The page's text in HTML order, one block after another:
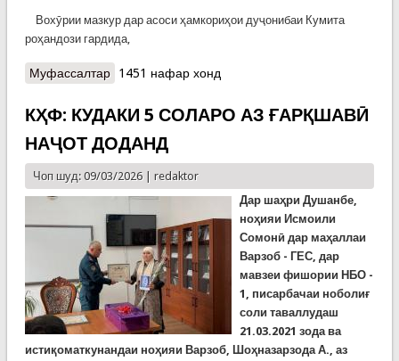
Вохӯрии мазкур дар асоси ҳамкориҳои дуҷонибаи Кумита
роҳандози гардида,
Муфассалтаро КҲФ: Даъвати донишҷӯёни муассисаҳои олии
1451 нафар хонд
КҲФ: КУДАКИ 5 СОЛАРО АЗ ҒАРҚШАВӢ
НАҶОТ ДОДАНД
Чоп шуд: 09/03/2026 | redaktor
Дар шаҳри Душанбе,
ноҳияи Исмоили
Сомонӣ дар маҳаллаи
Варзоб - ГЕС, дар
мавзеи фишории НБО -
1, писарбачаи ноболиғ
соли таваллудаш
21.03.2021 зода ва
истиқоматкунандаи ноҳияи Варзоб, Шоҳназарзода А., аз